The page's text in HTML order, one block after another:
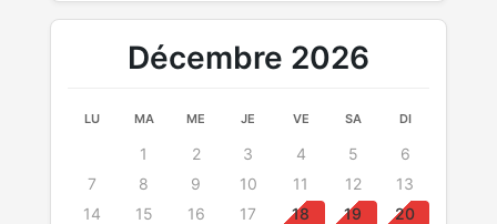
Décembre 2026
LU MA ME JE VE SA DI
1 2 3 4 5
6
7
8 9 10 11 12
13
14
15 16 17 18 19
20